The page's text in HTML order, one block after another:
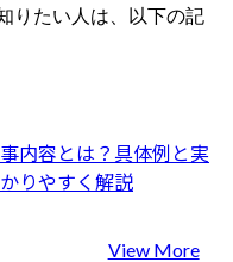
える存在と
クトの計画
ロジェクト
ては、下位
作成してい
りたい人は、以下の記
内容とは？具体例と実
りやすく解説
View More